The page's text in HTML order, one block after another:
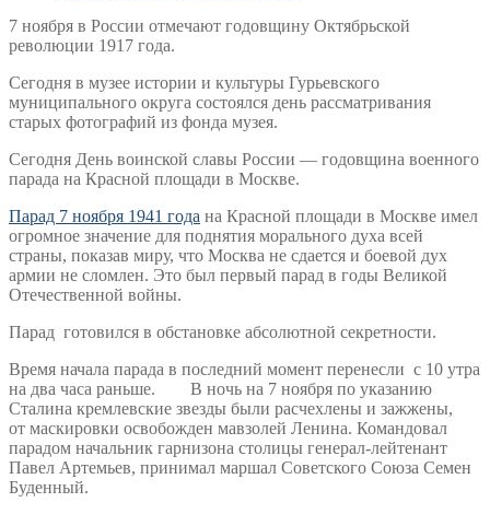
7 ноября в России отмечают годовщину Октябрьской
революции 1917 года.
Сегодня в музее истории и культуры Гурьевского
муниципального округа состоялся день рассматривания
старых фотографий из фонда музея.
Сегодня День воинской славы России — годовщина военного
парада на Красной площади в Москве.
Парад 7 ноября 1941 года на Красной площади в Москве имел
огромное значение для поднятия морального духа всей
страны, показав миру, что Москва не сдается и боевой дух
армии не сломлен. Это был первый парад в годы Великой
Отечественной войны.
Парад готовился в обстановке абсолютной секретности.
Время начала парада в последний момент перенесли с 10 утра
на два часа раньше. В ночь на 7 ноября по указанию
Сталина кремлевские звезды были расчехлены и зажжены,
от маскировки освобожден мавзолей Ленина. Командовал
парадом начальник гарнизона столицы генерал-лейтенант
Павел Артемьев, принимал маршал Советского Союза Семен
Буденный.